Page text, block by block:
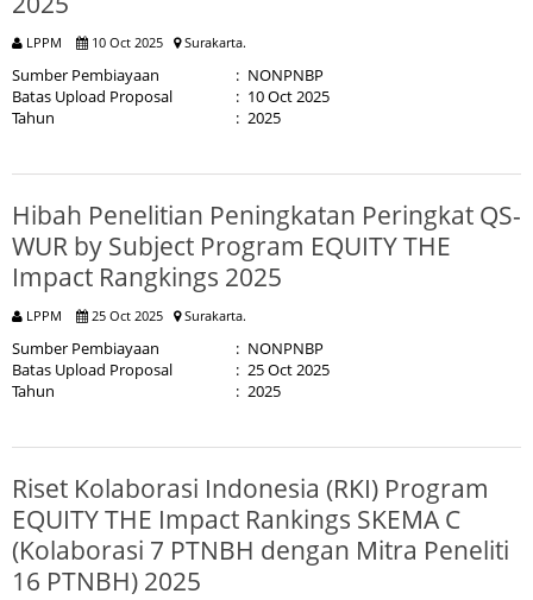
LPPM 10 Oct 2025 Surakarta.
Sumber Pembiayaan : NONPNBP
Batas Upload Proposal
: 10 Oct 2025
Tahun
: 2025
Hibah Penelitian Peningkatan Peringkat QS-
WUR by Subject Program EQUITY THE
Impact Rangkings 2025
LPPM 25 Oct 2025 Surakarta.
Sumber Pembiayaan : NONPNBP
Batas Upload Proposal
: 25 Oct 2025
Tahun
: 2025
Riset Kolaborasi Indonesia (RKI) Program
EQUITY THE Impact Rankings SKEMA C
(Kolaborasi 7 PTNBH dengan Mitra Peneliti
16 PTNBH) 2025